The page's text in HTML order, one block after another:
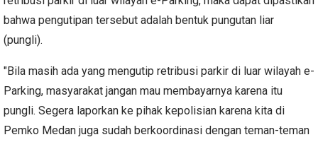
bahwa pengutipan tersebut adalah bentuk pungutan liar
(pungli).
"Bila masih ada yang mengutip retribusi parkir di luar wilayah e-
Parking, masyarakat jangan mau membayarnya karena itu
pungli. Segera laporkan ke pihak kepolisian karena kita di
Pemko Medan juga sudah berkoordinasi dengan teman-teman